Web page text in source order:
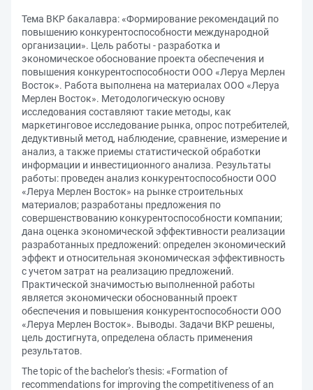
Тема ВКР бакалавра: «Формирование рекомендаций по
повышению конкурентоспособности международной
организации». Цель работы - разработка и
экономическое обоснование проекта обеспечения и
повышения конкурентоспособности ООО «Леруа Мерлен
Восток». Работа выполнена на материалах ООО «Леруа
Мерлен Восток». Методологическую основу
исследования составляют такие методы, как
маркетинговое исследование рынка, опрос потребителей,
дедуктивный метод, наблюдение, сравнение, измерение и
анализ, а также приемы статистической обработки
информации и инвестиционного анализа. Результаты
работы: проведен анализ конкурентоспособности ООО
«Леруа Мерлен Восток» на рынке строительных
материалов; разработаны предложения по
совершенствованию конкурентоспособности компании;
дана оценка экономической эффективности реализации
разработанных предложений: определен экономический
эффект и относительная экономическая эффективность
с учетом затрат на реализацию предложений.
Практической значимостью выполненной работы
является экономически обоснованный проект
обеспечения и повышения конкурентоспособности ООО
«Леруа Мерлен Восток». Выводы. Задачи ВКР решены,
цель достигнута, определена область применения
результатов.
The topic of the bachelor's thesis: «Formation of
recommendations for improving the competitiveness of an